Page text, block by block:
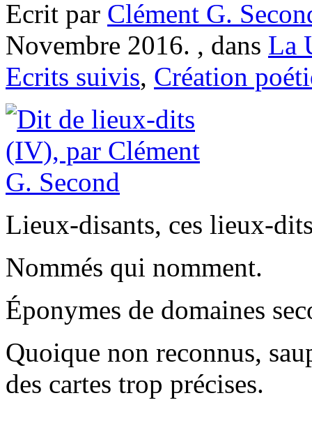
Ecrit par Clément G.
Novembre 2016. , dans La
Ecrits suivis, Création
Lieux-disants, ces lieux-
Nommés qui nomment.
Éponymes de domaines
Quoique non reconnus,
des cartes trop précises.